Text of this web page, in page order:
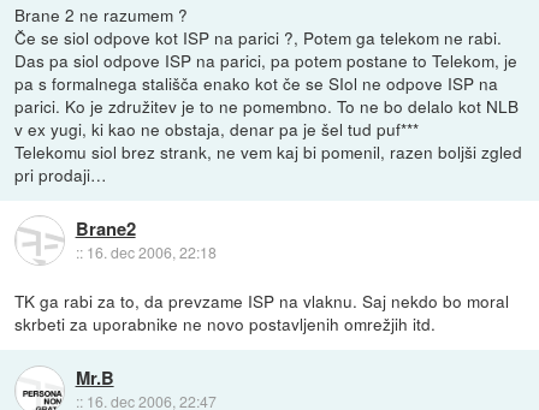
Brane 2 ne razumem ?
Če se siol odpove kot ISP na parici ?, Potem ga telekom ne rabi.
Das pa siol odpove ISP na parici, pa potem postane to Telekom, je
pa s formalnega stališča enako kot če se SIol ne odpove ISP na
parici. Ko je združitev je to ne pomembno. To ne bo delalo kot NLB
v ex yugi, ki kao ne obstaja, denar pa je šel tud puf***
Telekomu siol brez strank, ne vem kaj bi pomenil, razen boljši zgled
pri prodaji…
Brane2
:: 16. dec 2006, 22:18
TK ga rabi za to, da prevzame ISP na vlaknu. Saj nekdo bo moral
skrbeti za uporabnike ne novo postavljenih omrežjih itd.
Mr.B
:: 16. dec 2006, 22:47